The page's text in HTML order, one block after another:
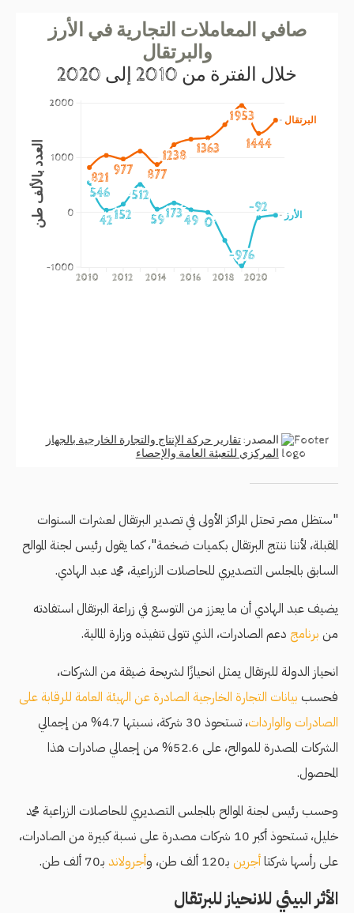
"ستظل مصر تحتل المراكز الأولى في تصدير البرتقال لعشرات السنوات
المقبلة، لأننا ننتج البرتقال بكميات ضخمة"، كما يقول رئيس لجنة الموالح
السابق بالمجلس التصديري للحاصلات الزراعية، محمد عبد الهادي.
يضيف عبد الهادي أن ما يعزز من التوسع في زراعة البرتقال استفادته
من برنامج دعم الصادرات، الذي تتولى تنفيذه وزارة المالية.
انحياز الدولة للبرتقال يمثل انحيازًا لشريحة ضيقة من الشركات،
فحسب بيانات التجارة الخارجية الصادرة عن الهيئة العامة للرقابة على
الصادرات والواردات
، تستحوذ 30 شركة، نسبتها 4.7% من إجمالي
الشركات المصدرة للموالح، على 52.6% من إجمالي صادرات هذا
المحصول.
وحسب رئيس لجنة الموالح بالمجلس التصديري للحاصلات الزراعية محمد
خليل، تستحوذ أكبر 10 شركات مصدرة على نسبة كبيرة من الصادرات،
على رأسها شركتاأجرين بـ120 ألف طن، و أجرولاند بـ70 ألف طن.
الأثر البيئي للانحياز للبرتقال